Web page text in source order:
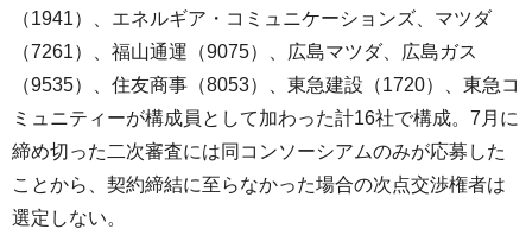
（1941）、エネルギア・コミュニケーションズ、マツダ
（7261）、福山通運（9075）、広島マツダ、広島ガス
（9535）、住友商事（8053）、東急建設（1720）、東急コ
ミュニティーが構成員として加わった計16社で構成。7月に
締め切った二次審査には同コンソーシアムのみが応募した
ことから、契約締結に至らなかった場合の次点交渉権者は
選定しない。